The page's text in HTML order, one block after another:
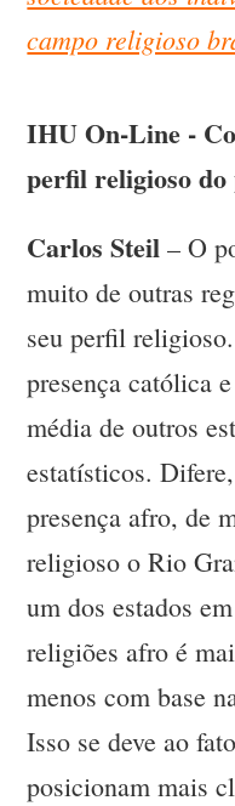
campo religioso
IHU On-Line -
perfil religioso do
Carlos Steil – O
muito de outras
seu perfil
presença católica
média de outros
estatísticos.
presença afro, de
religioso o Rio
um dos estados
religiões afro é
menos com base
Isso se deve ao
posicionam mais